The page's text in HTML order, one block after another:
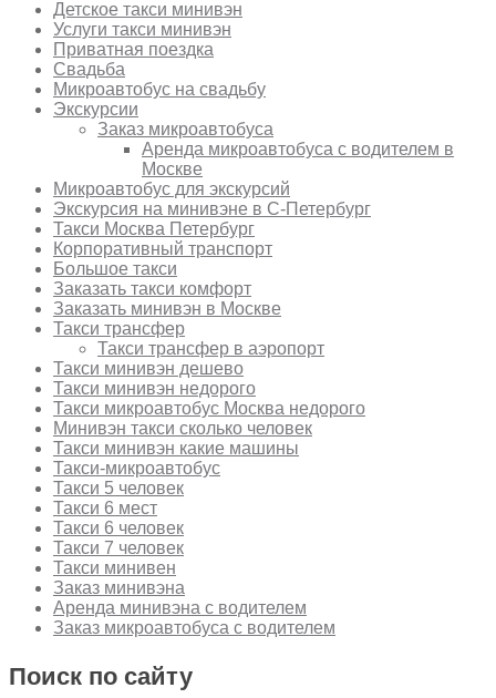
Детское такси минивэн
Услуги такси минивэн
Приватная поездка
Свадьба
Микроавтобус на свадьбу
Экскурсии
Заказ микроавтобуса
Аренда микроавтобуса с водителем в
Москве
Микроавтобус для экскурсий
Экскурсия на минивэне в С-Петербург
Такси Москва Петербург
Корпоративный транспорт
Большое такси
Заказать такси комфорт
Заказать минивэн в Москве
Такси трансфер
Такси трансфер в аэропорт
Такси минивэн дешево
Такси минивэн недорого
Такси микроавтобус Москва недорого
Минивэн такси сколько человек
Такси минивэн какие машины
Такси-микроавтобус
Такси 5 человек
Такси 6 мест
Такси 6 человек
Такси 7 человек
Такси минивен
Заказ минивэна
Аренда минивэна с водителем
Заказ микроавтобуса с водителем
Поиск по сайту